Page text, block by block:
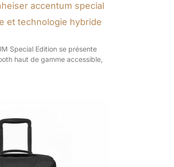
accentum special
et technologie hybride
Special Edition se présente
haut de gamme accessible,